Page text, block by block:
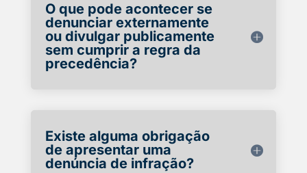
O que pode acontecer se
denunciar externamente
ou divulgar publicamente
sem cumprir a regra da
precedência?
Existe alguma obrigação
de apresentar uma
denúncia de infração?